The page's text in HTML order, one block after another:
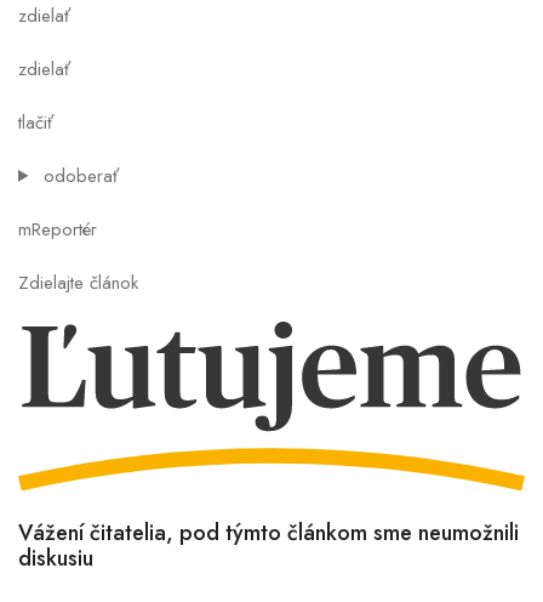
zdielať
zdielať
tlačiť
odoberať
mReportér
Zdielajte článok
Vážení čitatelia, pod týmto článkom sme neumožnili
diskusiu